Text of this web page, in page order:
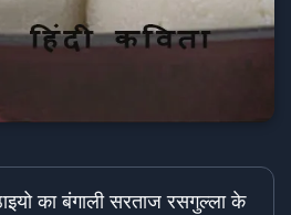
का बंगाली सरताज रसगुल्ला के